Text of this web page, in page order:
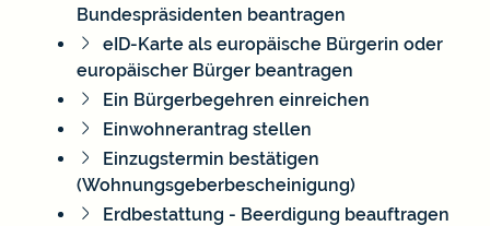
Bundespräsidenten beantragen
eID-Karte als europäische Bürgerin oder
europäischer Bürger beantragen
Ein Bürgerbegehren einreichen
Einwohnerantrag stellen
Einzugstermin bestätigen
(Wohnungsgeberbescheinigung)
Erdbestattung - Beerdigung beauftragen